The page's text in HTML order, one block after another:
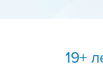
19+